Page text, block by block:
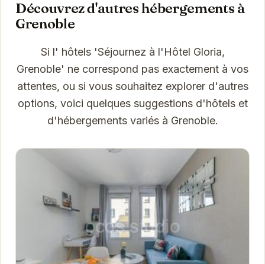
Découvrez d'autres hébergements à
Grenoble
Si l' hôtels 'Séjournez à l'Hôtel Gloria,
Grenoble' ne correspond pas exactement à vos
attentes, ou si vous souhaitez explorer d'autres
options, voici quelques suggestions d'hôtels et
d'hébergements variés à Grenoble.